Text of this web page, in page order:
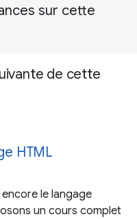
sur cette
de cette
HTML
le langage
un cours complet